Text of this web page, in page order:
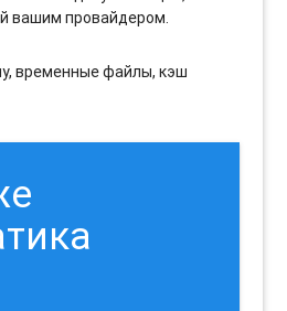
вашим провайдером.
временные файлы, кэш